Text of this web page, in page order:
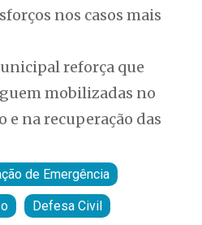
nos casos mais
reforça que
mobilizadas no
e na recuperação das
de Emergência
Defesa Civil